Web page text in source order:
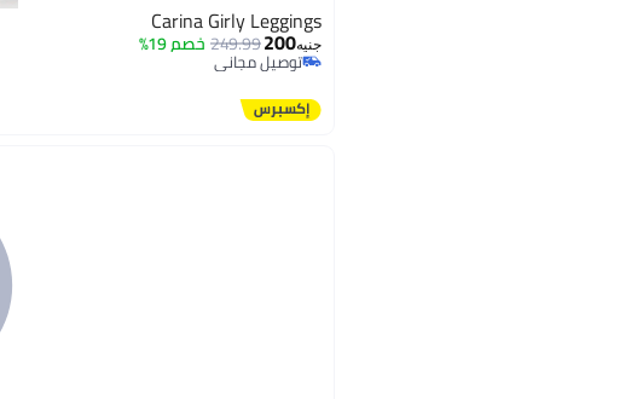
Carina Girly Leggings
جنيه200
249.99خصم 19%
توصيل مجاني
توصيل مجاني